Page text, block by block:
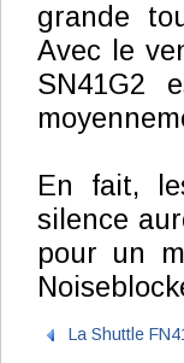
grande
Avec le
SN41G2
En fait,
silence
pour un
La Shuttle